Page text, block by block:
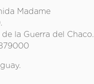
Madame
la Guerra del Chaco.